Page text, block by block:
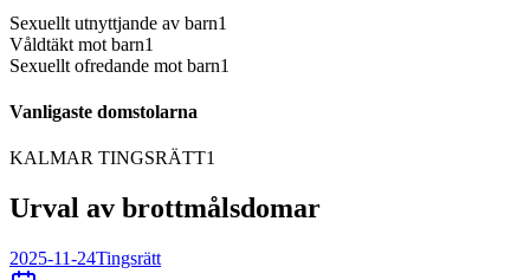
Sexuellt utnyttjande av barn1
Våldtäkt mot barn1
Sexuellt ofredande mot barn1
Vanligaste domstolarna
KALMAR TINGSRÄTT1
Urval av brottmålsdomar
2025-11-24Tingsrätt